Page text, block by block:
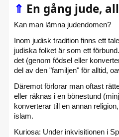
⇑ En gång jude,
Kan man lämna judendomen?
Inom judisk tradition finns ett
judiska folket är som ett
det (genom födsel eller
del av den "familjen" för alltid,
Däremot förlorar man oftast
eller räknas i en bönestund
konverterar till en annan
islam.
Kuriosa: Under inkvisitionen i